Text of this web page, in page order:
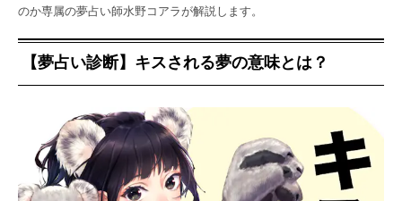
のか専属の夢占い師水野コアラが解説します。
【夢占い診断】キスされる夢の意味とは？